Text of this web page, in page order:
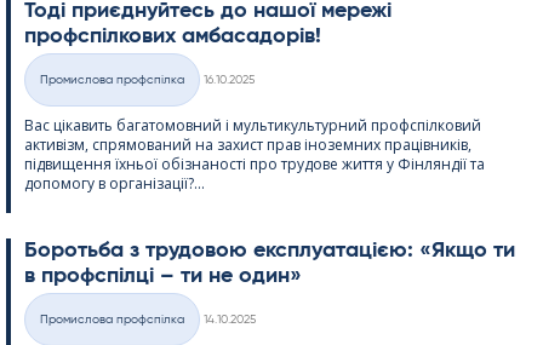
Тоді приєднуйтесь до нашої мережі
профспілкових амбасадорів!
Категорії
Промислова профспілка
16.10.2025
Вас цікавить багатомовний і мультикультурний профспілковий
активізм, спрямований на захист прав іноземних працівників,
підвищення їхньої обізнаності про трудове життя у Фінляндії та
допомогу в організації?...
Боротьба з трудовою експлуатацією: «Якщо ти
в профспілці – ти не один»
Категорії
Промислова профспілка
14.10.2025